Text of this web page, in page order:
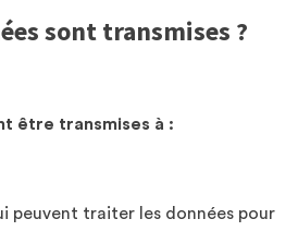
sont transmises ?
être transmises à :
peuvent traiter les données pour